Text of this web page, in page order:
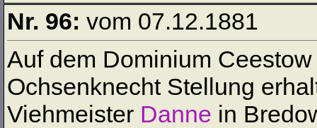
Nr. 96: vom 07.12.1881
Auf dem Dominium
Ochsenknecht Stellung
Viehmeister Danne in